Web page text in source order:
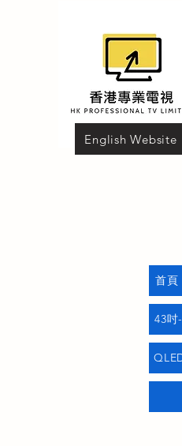
English Website
首頁
43吋